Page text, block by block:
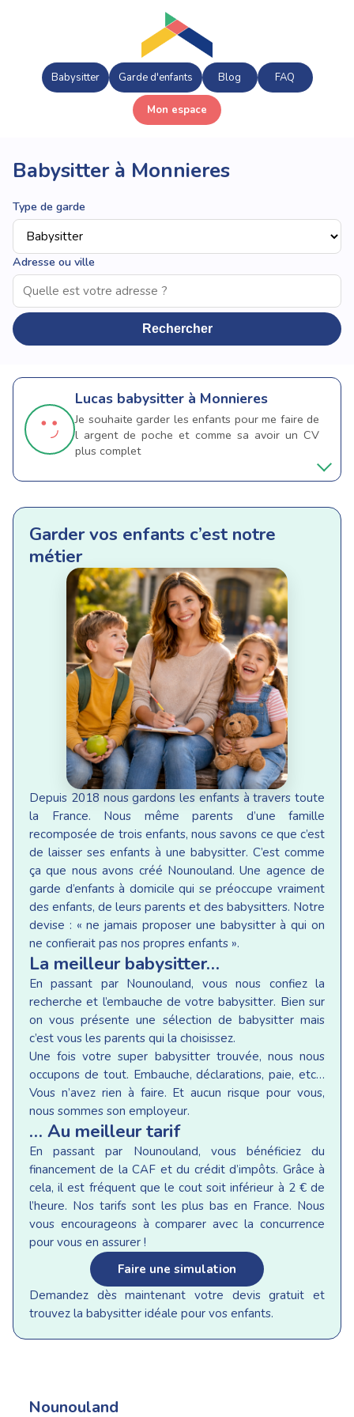
Babysitter Garde d'enfants Blog FAQ
Mon espace
Babysitter à Monnieres
Type de garde
Adresse ou ville
Rechercher
Lucas babysitter à Monnieres
Je souhaite garder les enfants pour me faire de
l argent de poche et comme sa avoir un CV
plus complet
Garder vos enfants c’est notre
métier
Depuis 2018 nous gardons les enfants à travers toute
la France. Nous même parents d’une famille
recomposée de trois enfants, nous savons ce que c’est
de laisser ses enfants à une babysitter. C’est comme
ça que nous avons créé Nounouland. Une agence de
garde d’enfants à domicile qui se préoccupe vraiment
des enfants, de leurs parents et des babysitters. Notre
devise : « ne jamais proposer une babysitter à qui on
ne confierait pas nos propres enfants ».
La meilleur babysitter…
En passant par Nounouland, vous nous confiez la
recherche et l’embauche de votre babysitter. Bien sur
on vous présente une sélection de babysitter mais
c’est vous les parents qui la choisissez.
Une fois votre super babysitter trouvée, nous nous
occupons de tout. Embauche, déclarations, paie, etc…
Vous n’avez rien à faire. Et aucun risque pour vous,
nous sommes son employeur.
… Au meilleur tarif
En passant par Nounouland, vous bénéficiez du
financement de la CAF et du crédit d’impôts. Grâce à
cela, il est fréquent que le cout soit inférieur à 2 € de
l’heure. Nos tarifs sont les plus bas en France. Nous
vous encourageons à comparer avec la concurrence
pour vous en assurer !
Faire une simulation
Demandez dès maintenant votre devis gratuit et
trouvez la babysitter idéale pour vos enfants.
Nounouland